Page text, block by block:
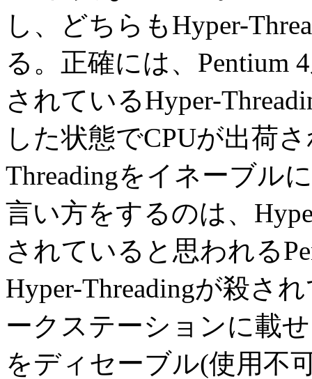
し、どちらもHyper-
る。正確には、Pentium
されているHyper-
した状態でCPUが出荷
Threadingをイネーブル
言い方をするのは、
されていると思われる
Hyper-Threadingが殺さ
ークステーションに載
をディセーブル(使用不